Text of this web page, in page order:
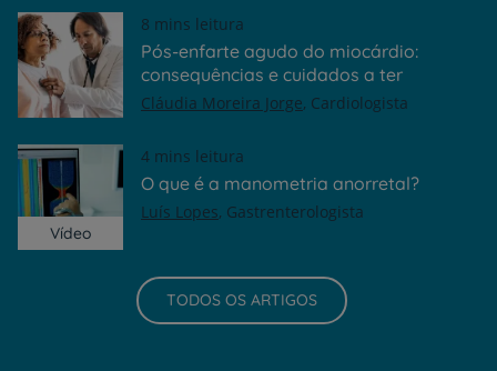
8 mins leitura
Pós-enfarte agudo do miocárdio:
consequências e cuidados a ter
Cláudia Moreira Jorge Cardiologista
Vídeo
4 mins leitura
O que é a manometria anorretal?
Luís Lopes Gastrenterologista
TODOS OS ARTIGOS